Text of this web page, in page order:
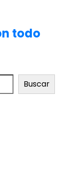
todo
Buscar